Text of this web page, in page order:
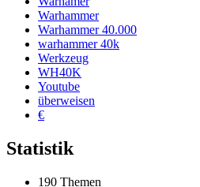
Warhammer
Warhammer 40.000
warhammer 40k
Werkzeug
WH40K
Youtube
überweisen
€
Statistik
190 Themen